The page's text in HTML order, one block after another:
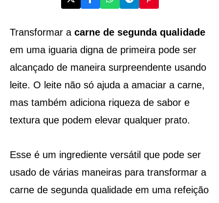
Transformar a carne de segunda qualidade
em uma iguaria digna de primeira pode ser
alcançado de maneira surpreendente usando
leite. O leite não só ajuda a amaciar a carne,
mas também adiciona riqueza de sabor e
textura que podem elevar qualquer prato.
Esse é um ingrediente versátil que pode ser
usado de várias maneiras para transformar a
carne de segunda qualidade em uma refeição